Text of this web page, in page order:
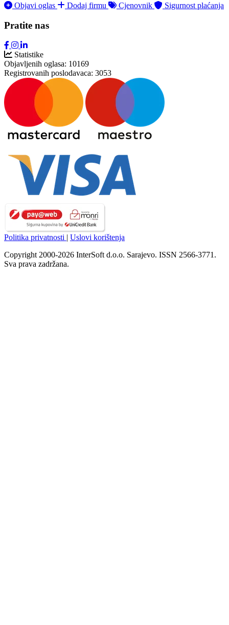
Objavi oglas Dodaj firmu Cjenovnik Sigurnost plaćanja
Pratite nas
Statistike
Objavljenih oglasa: 10169
Registrovanih poslodavaca: 3053
Politika privatnosti | Uslovi korištenja
Copyright 2000-2026 InterSoft d.o.o. Sarajevo. ISSN 2566-3771.
Sva prava zadržana.